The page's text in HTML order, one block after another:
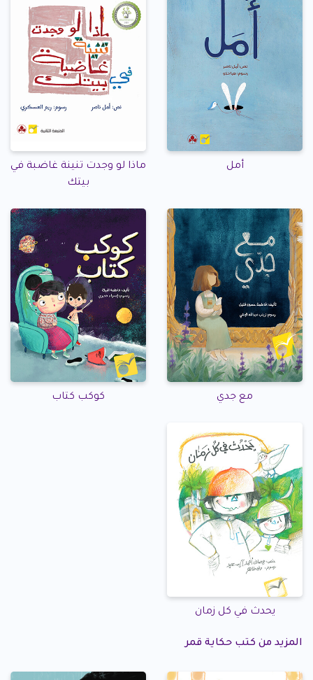
أمل
ماذا لو وجدت تنينة غاضبة في
بيتك
مع جدي كوكب كتاب
يحدث في كل زمان
المزيد من كتب حكاية قمر